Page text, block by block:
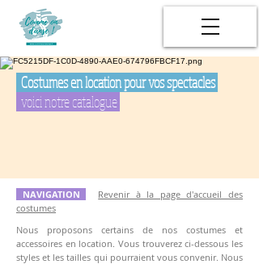
Costumes en location pour vos spectacles
voici notre catalogue
NAVIGATION
Revenir à la page d'accueil des
costumes
Nous proposons certains de nos costumes et
accessoires en location. Vous trouverez ci-dessous les
styles et les tailles qui pourraient vous convenir. Nous